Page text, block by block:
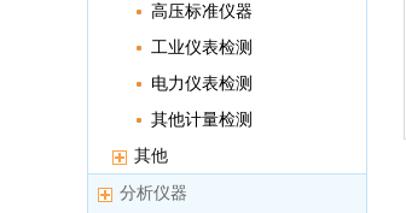
高压标准仪器
工业仪表检测
电力仪表检测
其他计量检测
其他
分析仪器